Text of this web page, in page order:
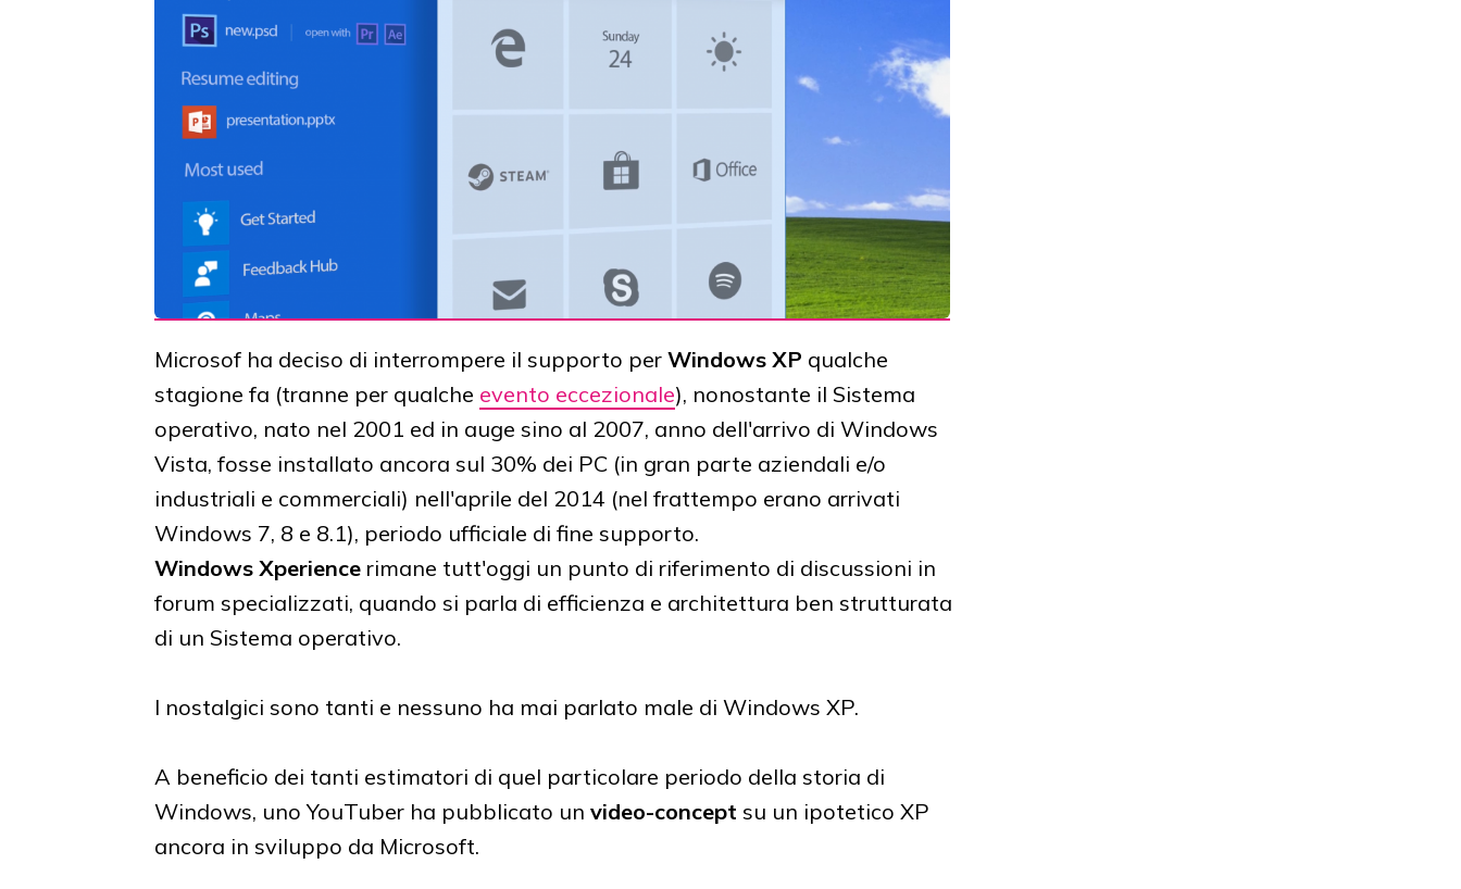
Microsof ha deciso di interrompere il supporto per Windows XP qualche
stagione fa (tranne per qualche evento eccezionale), nonostante il Sistema
operativo, nato nel 2001 ed in auge sino al 2007, anno dell'arrivo di Windows
Vista, fosse installato ancora sul 30% dei PC (in gran parte aziendali e/o
industriali e commerciali) nell'aprile del 2014 (nel frattempo erano arrivati
Windows 7, 8 e 8.1), periodo ufficiale di fine supporto.
Windows Xperience rimane tutt'oggi un punto di riferimento di discussioni in
forum specializzati, quando si parla di efficienza e architettura ben strutturata
di un Sistema operativo.
I nostalgici sono tanti e nessuno ha mai parlato male di Windows XP.
A beneficio dei tanti estimatori di quel particolare periodo della storia di
Windows, uno YouTuber ha pubblicato un video-concept su un ipotetico XP
ancora in sviluppo da Microsoft.